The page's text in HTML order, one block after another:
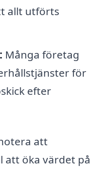
allt utförts
Många företag
för
efter
att
att öka värdet på